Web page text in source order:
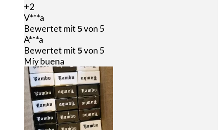
+2
V***a
Bewertet mit5von 5
A***a
Bewertet mit5von 5
Miy buena